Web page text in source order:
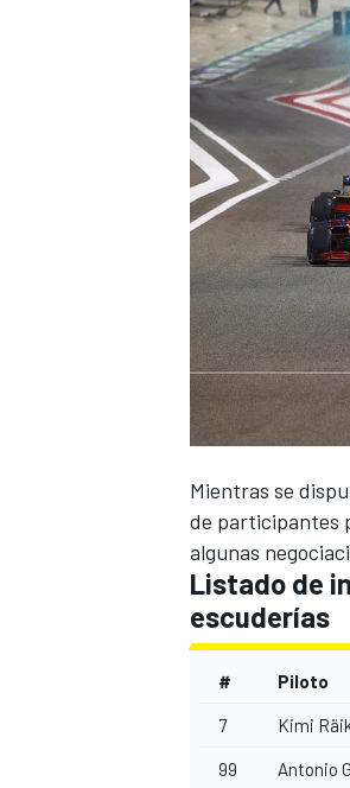
WEC
Mientras se
de participantes
algunas
Listado de
escuderías
# Piloto
7 Kimi
99 Antonio